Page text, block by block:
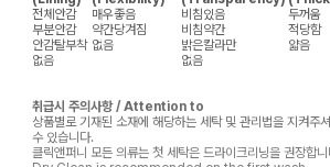
전체안감
매우좋음 비침있음 두꺼움
부분안감
약간당겨짐 비침약간 적당함
안감탈부착 없음 밝은칼라만 얇음
없음
없음
취급시 주의사항 / Attention to
상품별로 기재된 소재에 해당하는 세탁 및 관리법을 지켜주
수 있습니다.
클릭앤퍼니 모든 의류는 첫 세탁은 드라이크리닝을 권장합니